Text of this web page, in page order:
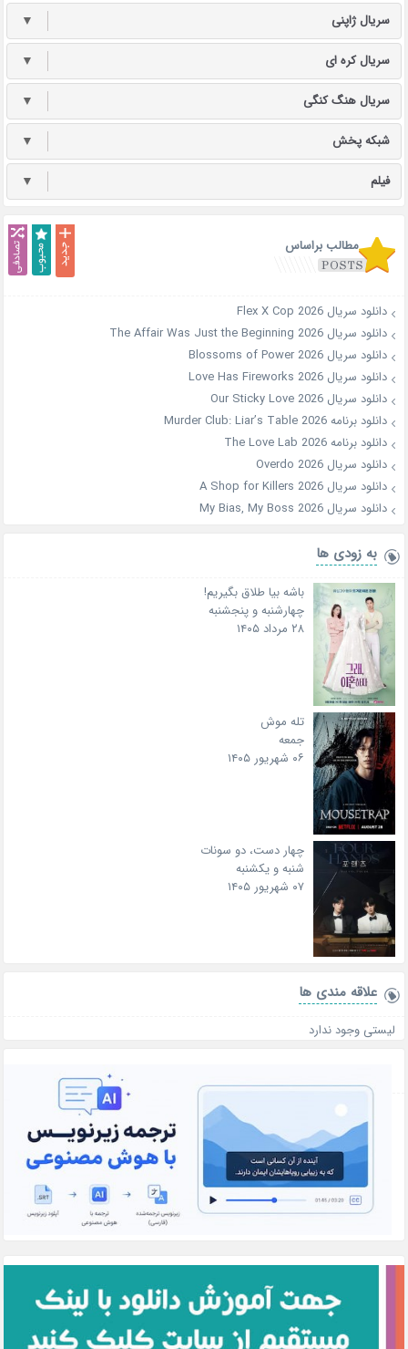
سریال ژاپنی ▼
سریال کره ای ▼
سریال هنگ کنگی ▼
شبکه پخش ▼
فیلم ▼
مطالب براساس
دانلود سریال Flex X Cop 2026
دانلود سریال The Affair Was Just the Beginning 2026
دانلود سریال Blossoms of Power 2026
دانلود سریال Love Has Fireworks 2026
دانلود سریال Our Sticky Love 2026
دانلود برنامه Murder Club: Liar’s Table 2026
دانلود برنامه The Love Lab 2026
دانلود سریال Overdo 2026
دانلود سریال A Shop for Killers 2026
دانلود سریال My Bias, My Boss 2026
به زودی ها
باشه بیا طلاق بگیریم!
چهارشنبه و پنجشنبه
۲۸ مرداد ۱۴۰۵
تله موش
جمعه
۰۶ شهریور ۱۴۰۵
چهار دست، دو سونات
شنبه و یکشنبه
۰۷ شهریور ۱۴۰۵
علاقه‌ مندی ها
لیستی وجود ندارد